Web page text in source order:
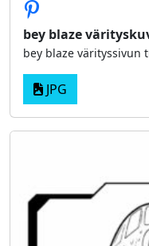
bey blaze
bey blaze värityssivun
JPG